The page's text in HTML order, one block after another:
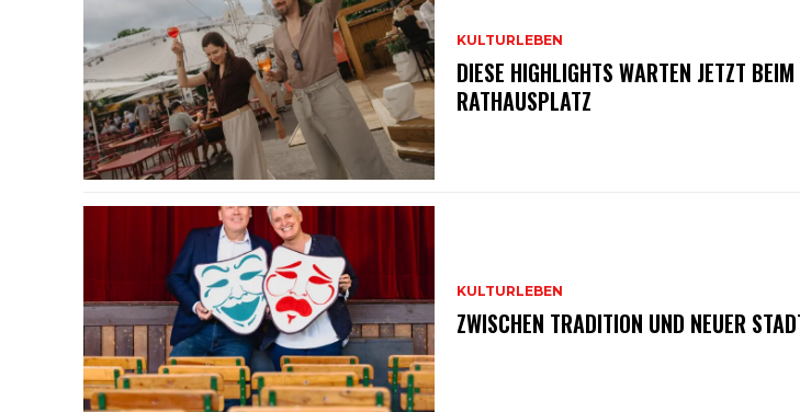
KULTURLEBEN
DIESE HIGHLIGHTS WARTEN JETZT
RATHAUSPLATZ
KULTURLEBEN
ZWISCHEN TRADITION UND NEUER